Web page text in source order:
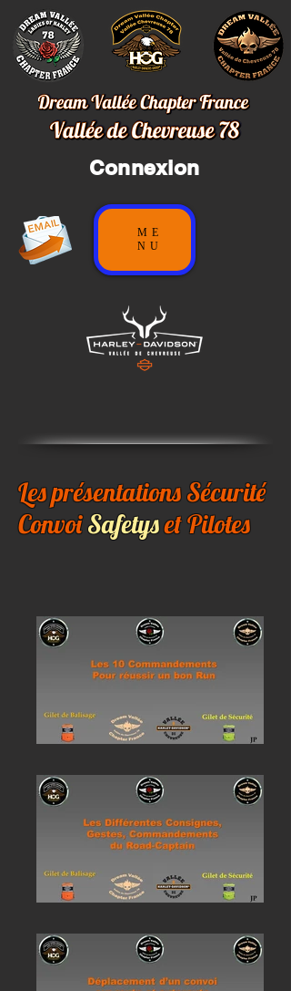
ME
NU
Connexion
Les présentations Sécurité
ConvoiSafetyset Pilotes